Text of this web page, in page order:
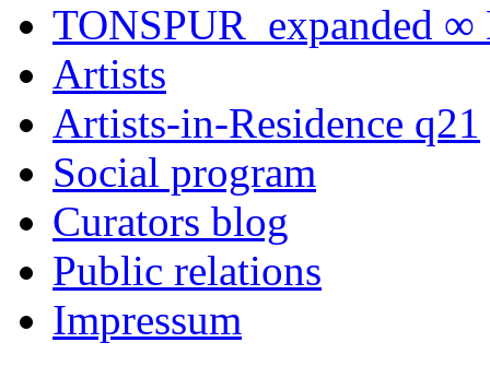
TONSPUR_expanded ∞
Artists
Artists-in-Residence q21
Social program
Curators blog
Public relations
Impressum